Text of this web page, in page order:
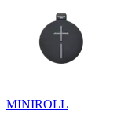
MINIROLL